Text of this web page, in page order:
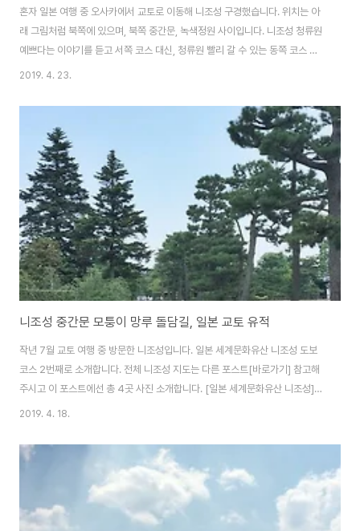
혼자 일본 여행 중 오사카에서 교토로 이동해 니조성 구경했습니다. 위치는 아
래 그림처럼 북쪽에 있으며, 북쪽 중간문, 녹색정원 사이입니다. 니조성 청류원
예쁘다는 이야기를 듣고 서쪽 코스 대신, 청류원 빨리 갈 수 있는 동쪽 코스 선
택하는 분들도 많아요. 저는 서쪽 코스를 선택해 니조성 남쪽, 서쪽을 돌아 북쪽
조성 청류원 건물이 담벼락 건너로 보입니다. 아래 사진 오른쪽 위에 보이는 건
물이 청류원입니다. 저는 2018년 7월 중순, 서있기만 해도 땀이 줄줄 흐르닌
한여름에 방문했습니다. 아래 사진처럼 여름에는 팥빙수를 팝니다. 그리고 바
로 보이는 청류원 들어가는 문. 건물 2채로 나뉘어져 있습니다. 한쪽에선 앉아
서 휴식을 취하는 ..
2019. 4. 23.
니조성 중간문 모퉁이 망루 돌담길, 일본 교토 유적
작년 7월 교토 여행 중 방문한 니조성입니다. 일본 세계문화유산 니조성 도보
코스 2번째로 소개합니다. 전체 니조성 지도는 다른 포스트[바로가기] 참고해
주시고 이 포스트에선 총 4곳 사진 소개합니다. [일본 세계문화유산 니조성]
동쪽 성문, 당문, 모모야마문남쪽 중간문서남 모퉁이 망루서쪽 다리북쪽 중간
은 공원을 걷는 느낌입니다. 외곽이라 볼만한 건물이나 유적지는 없고, 잘 만들
어진 조경 구경하기 좋습니다. ◆ 남쪽 중간문 1626년에 지어진 문으로 쇼군,
천황이 머물던 혼마루 궁전으로 가려면, 이곳 남문과 서문을 지나야 합니다. 니
조성이라는 유적지 보단 경치 좋은 공원에 온 느낌입니다. ◆ 서남 모퉁이 망루
실제로 망루에 오르..
2019. 4. 18.